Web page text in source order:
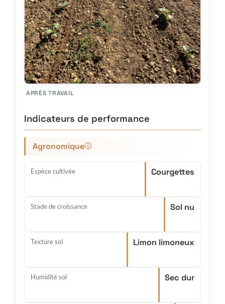
APRÈS TRAVAIL
Indicateurs de performance
Agronomiqueⓘ
Espèce cultivée Courgettes
Stade de croissance Sol nu
Texture sol Limon limoneux
Humidité sol Sec dur